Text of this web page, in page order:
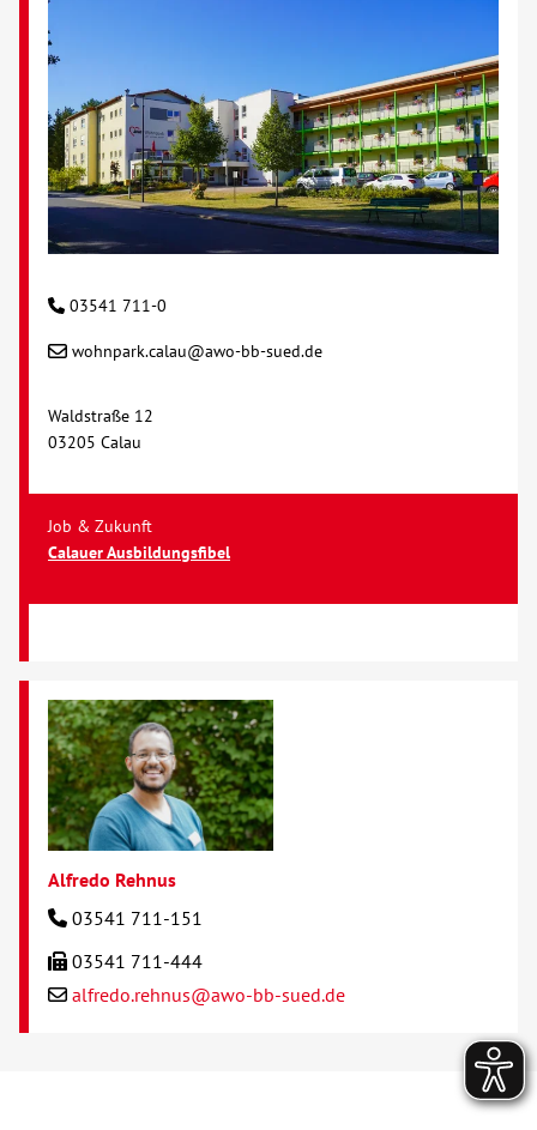
Kontakt
AWO BB Süd
03541 711-0
wohnpark.calau@awo-bb-sued.de
Waldstraße 12
03205 Calau
Job & Zukunft
Calauer Ausbildungsfibel
Alfredo Rehnus
03541 711-151
03541 711-444
alfredo.rehnus@awo-bb-sued.de